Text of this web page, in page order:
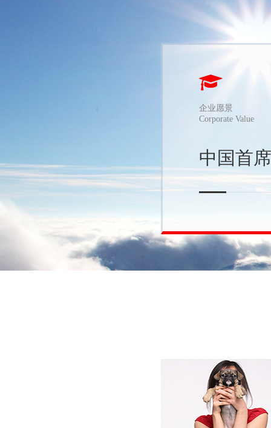
企业愿景
Corporate Value
中国首
信赖、社会认可、